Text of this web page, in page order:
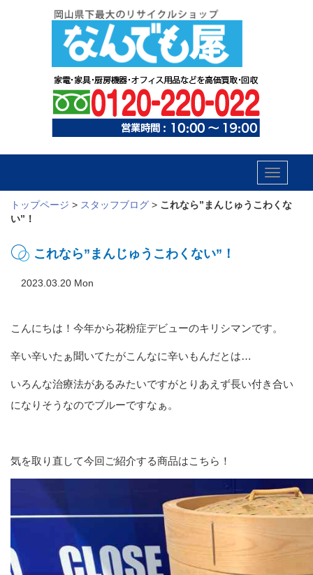
Toggle
トップページ > スタッフブログ > これなら”まんじゅうこわくな
い”！
これなら”まんじゅうこわくない”！
2023.03.20 Mon
こんにちは！今年から花粉症デビューのキリシマンです。
辛い辛いたぁ聞いてたがこんなに辛いもんだとは…
いろんな治療法があるみたいですがとりあえず長い付き合い
になりそうなのでブルーですなぁ。
気を取り直して今回ご紹介する商品はこちら！